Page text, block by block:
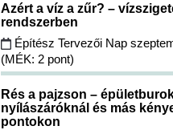
Azért a víz a zűr? –
rendszerben
Építész Tervezői Nap
(MÉK: 2 pont)
Rés a pajzson –
nyílászáróknál és más
pontokon